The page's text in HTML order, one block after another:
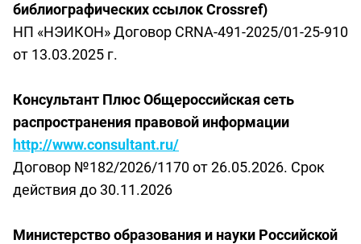
библиографических ссылокCrossref)
НП «НЭИКОН» Договор CRNA-491-2025/01-25-910
от 13.03.2025 г.
Консультант Плюс Общероссийская сеть
распространения правовой информации
http://www.consultant.ru/
Договор №182/2026/1170 от 26.05.2026. Срок
действия до 30.11.2026
Министерство образования и науки Российской